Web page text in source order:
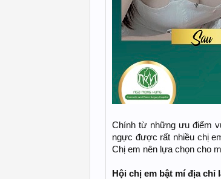
Chính từ những ưu điểm
ngực được rất nhiều chị
Chị em nên lựa chọn cho
Hội chị em bật mí địa chỉ